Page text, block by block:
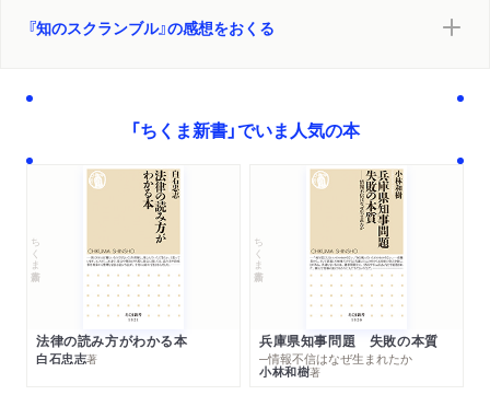
３ 世界を動かす力―理学の思考（生きた地球を探る―火山地質
巨大データが実現する人間の知
ウイスキーの物理学
生命をデザインする
植物を化学する）
『知のスクランブル』の感想をおくる
「ちくま新書」でいま人気の本
ちくま新書
法律の読み方がわかる本
白石忠志著
ちくま新書
兵庫県知事問題 失敗の本質
─情報不信はなぜ生まれたか
小林和樹著